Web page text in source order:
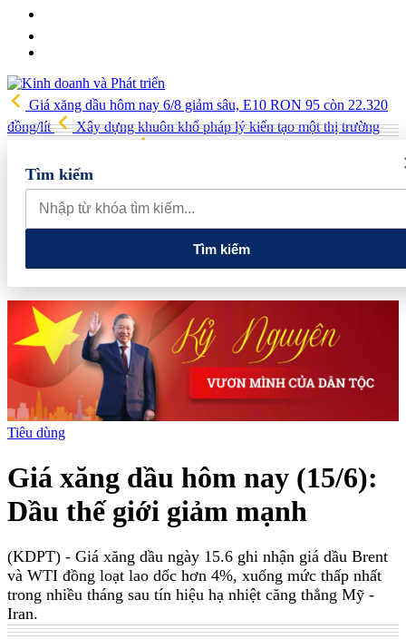
Giá xăng dầu hôm nay 6/8 giảm sâu, E10 RON 95 còn 22.320
đồng/lít
Xây dựng khuôn khổ pháp lý kiến tạo một thị trường
thái kinh doanh trải rộng
Hormuz
Đông Fest 2026 công bố chuỗi hoạt động mùa hè
“Đông đúc đủ Đầy – Hội hè háo hức” tại Hà Nội
Tìm kiếm
Tìm kiếm
Tiêu dùng
Giá xăng dầu hôm nay (15/6):
Dầu thế giới giảm mạnh
(KDPT) - Giá xăng dầu ngày 15.6 ghi nhận giá dầu Brent
và WTI đồng loạt lao dốc hơn 4%, xuống mức thấp nhất
trong nhiều tháng sau tín hiệu hạ nhiệt căng thẳng Mỹ -
Iran.